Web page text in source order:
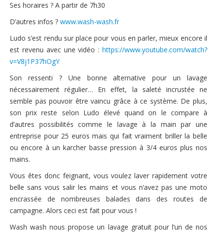
Ses horaires ? A partir de 7h30
D’autres infos ? www.wash-wash.fr
Ludo s’est rendu sur place pour vous en parler, mieux encore il
est revenu avec une vidéo : https://www.youtube.com/watch?
v=V8j1P37hOgY
Son ressenti ? Une bonne alternative pour un lavage
nécessairement régulier… En effet, la saleté incrustée ne
semble pas pouvoir être vaincu grâce à ce système. De plus,
son prix reste selon Ludo élevé quand on le compare à
d’autres possibilités comme le lavage à la main par une
entreprise pour 25 euros mais qui fait vraiment briller la belle
ou encore à un karcher basse pression à 3/4 euros plus nos
mains.
Vous êtes donc feignant, vous voulez laver rapidement votre
belle sans vous salir les mains et vous n’avez pas une moto
encrassée de nombreuses balades dans des routes de
campagne. Alors ceci est fait pour vous !
Wash wash nous propose un lavage gratuitpour l’un de nos